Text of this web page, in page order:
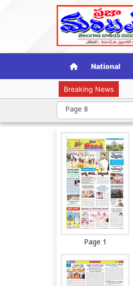
National
Breaking News
Page 1